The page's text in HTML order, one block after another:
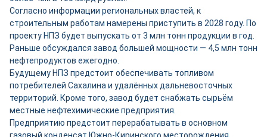
Согласно информации региональных властей, к
строительным работам намерены приступить в 2028 году. По
проекту НПЗ будет выпускать от 3 млн тонн продукции в год.
Раньше обсуждался завод большей мощности — 4,5 млн тонн
нефтепродуктов ежегодно.
Будущему НПЗ предстоит обеспечивать топливом
потребителей Сахалина и удалённых дальневосточных
территорий. Кроме того, завод будет снабжать сырьём
местные нефтехимические предприятия.
Предприятию предстоит перерабатывать в основном